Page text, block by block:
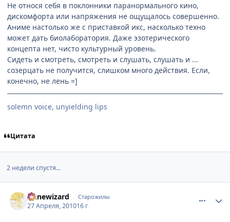
Не относя себя в поклонники паранормального кино,
дискомфорта или напряжения не ощущалось совершенно.
Аниме настолько же с приставкой икс, насколько техно
может дать биолаборатория. Даже эзотерического
концепта нет, чисто культурный уровень.
Сидеть и смотреть, смотреть и слушать, слушать и ...
созерцать не получится, слишком много действия. Если,
конечно, не лень =]
solemn voice, unyielding lips
Цитата
2 недели спустя...
Аnnewizard Старожилы
27 Апреля, 201016 г